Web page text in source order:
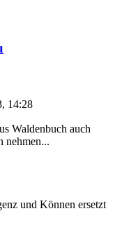
14:28
Waldenbuch auch
nehmen...
und Können ersetzt